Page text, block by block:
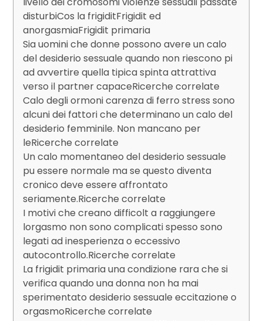
disturbiCos la frigiditFrigidit ed
anorgasmiaFrigidit primaria
Sia uomini che donne possono avere un calo
del desiderio sessuale quando non riescono pi
ad avvertire quella tipica spinta attrattiva
verso il partner capaceRicerche correlate
Calo degli ormoni carenza di ferro stress sono
alcuni dei fattori che determinano un calo del
desiderio femminile. Non mancano per
leRicerche correlate
Un calo momentaneo del desiderio sessuale
pu essere normale ma se questo diventa
cronico deve essere affrontato
seriamente.Ricerche correlate
I motivi che creano difficolt a raggiungere
lorgasmo non sono complicati spesso sono
legati ad inesperienza o eccessivo
autocontrollo.Ricerche correlate
La frigidit primaria una condizione rara che si
verifica quando una donna non ha mai
sperimentato desiderio sessuale eccitazione o
orgasmoRicerche correlate